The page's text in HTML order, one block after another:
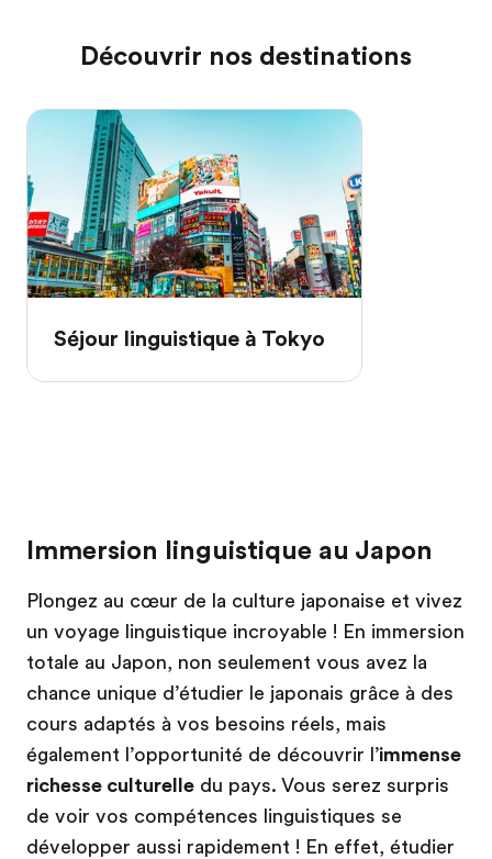
Découvrir nos destinations
Séjour linguistique à Tokyo
Immersion linguistique au Japon
Plongez au cœur de la culture japonaise et vivez
un voyage linguistique incroyable ! En immersion
totale au Japon, non seulement vous avez la
chance unique d’étudier le japonais grâce à des
cours adaptés à vos besoins réels, mais
également l’opportunité de découvrir l’immense
richesse culturelle du pays. Vous serez surpris
de voir vos compétences linguistiques se
développer aussi rapidement ! En effet, étudier